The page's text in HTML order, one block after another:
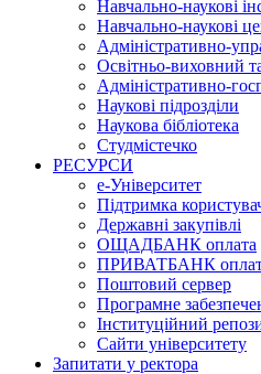
Навчально-наукові
Навчально-наукові
Адміністративно-
Освітньо-виховний
Адміністративно-
Наукові підрозділи
Наукова бібліотека
Студмістечко
РЕСУРСИ
е-Університет
Підтримка
Державні закупівлі
ОЩАДБАНК оплата
ПРИВАТБАНК
Поштовий сервер
Програмне
Інституційний
Сайти університету
Запитати у ректора